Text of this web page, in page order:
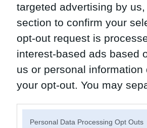
targeted advertising by
section to confirm your
opt-out request is
interest-based ads based
us or personal
your opt-out. You may
Personal Data Processing Opt Outs